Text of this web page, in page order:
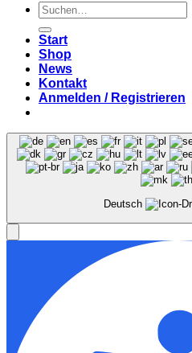
Suchen
nach:
Start
Shop
News
Kontakt
Anmelden / Registrieren
Deutsch